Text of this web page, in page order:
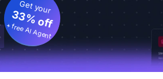
Get your
33% off
+ free AI Agent